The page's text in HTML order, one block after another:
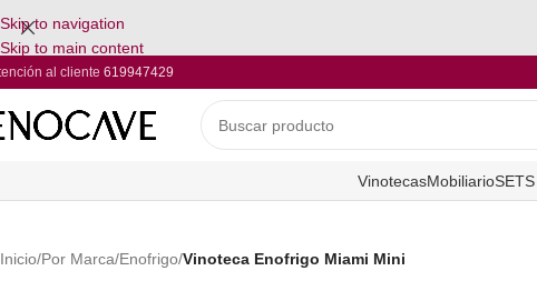
Skip to navigation
Skip to main content
al cliente 619947429
VinotecasMobiliario
Inicio/Por Marca/Enofrigo/Vinoteca Enofrigo Miami Mini